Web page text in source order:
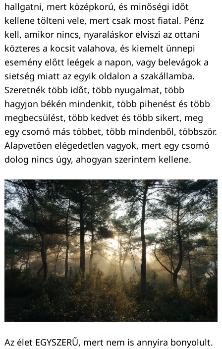
hallgatni, mert középkorú, és minőségi időt
kellene tölteni vele, mert csak most fiatal. Pénz
kell, amikor nincs, nyaraláskor elviszi az ottani
közteres a kocsit valahova, és kiemelt ünnepi
esemény előtt leégek a napon, vagy belevágok a
sietség miatt az egyik oldalon a szakállamba.
Szeretnék több időt, több nyugalmat, több
hagyjon békén mindenkit, több pihenést és több
megbecsülést, több kedvet és több sikert, meg
egy csomó más többet, több mindenből, többször.
Alapvetően elégedetlen vagyok, mert egy csomó
dolog nincs úgy, ahogyan szerintem kellene.
Az élet EGYSZERŰ, mert nem is annyira bonyolult.
Keresés: